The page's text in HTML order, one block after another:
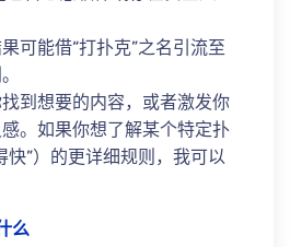
可能借“打扑克”之名引流至
到想要的内容，或者激发你
。如果你想了解某个特定扑
快”）的更详细规则，我可以
么